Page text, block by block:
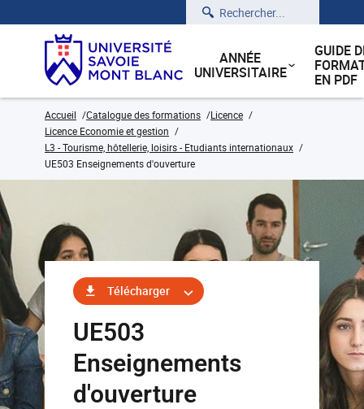
Rechercher
ANNÉE
UNIVERSITAIRE
GUIDE
EN PDF
Accueil Catalogue des formations
Licence
Licence Economie et gestion
L3 - Tourisme, hôtellerie, loisirs - Etudiants internationaux
UE503 Enseignements d'ouverture
Télécharger
UE503
Enseignements
d'ouverture